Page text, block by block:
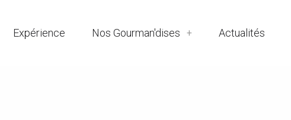
Expérience Nos Gourman'dises Actualités